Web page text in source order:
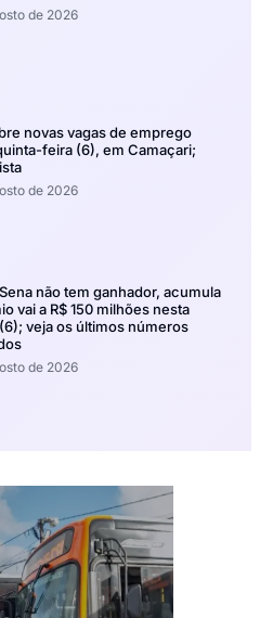
de 2026
novas vagas de emprego
feira (6), em Camaçari;
de 2026
não tem ganhador, acumula
vai a R$ 150 milhões nesta
veja os últimos números
de 2026